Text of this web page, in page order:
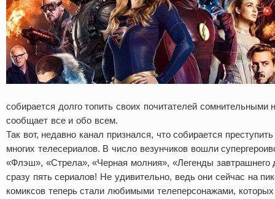
собирается долго топить своих почитателей сомнительными
сообщает все и обо всем.
Так вот, недавно канал признался, что собирается
многих телесериалов. В число везунчиков вошли
«Флэш», «Стрела», «Черная молния», «Легенды завтрашнего
сразу пять сериалов! Не удивительно, ведь они сейчас на
комиксов теперь стали любимыми телеперсонажами,